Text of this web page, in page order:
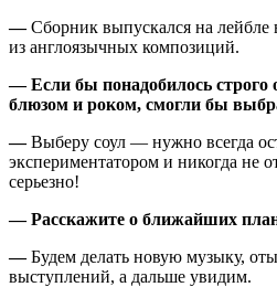
—Сборник выпускался на
из англоязычных композиций.
— Если бы понадобилось строго
блюзом и роком, смогли бы
—Выберу соул — нужно всегда
экспериментатором и никогда не
серьезно!
—Расскажите о ближайших
—Будем делать новую музыку,
выступлений, а дальше увидим.